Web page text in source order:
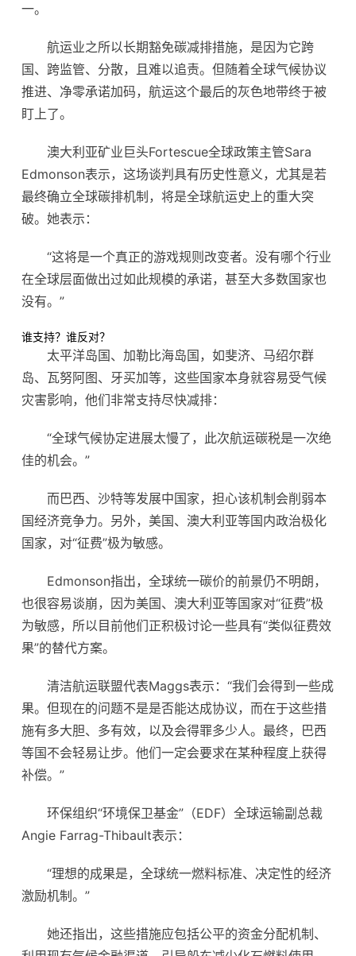
一。
航运业之所以长期豁免碳减排措施，是因为它跨
国、跨监管、分散，且难以追责。但随着全球气候协议
推进、净零承诺加码，航运这个最后的灰色地带终于被
盯上了。
澳大利亚矿业巨头Fortescue全球政策主管Sara
Edmonson表示，这场谈判具有历史性意义，尤其是若
最终确立全球碳排机制，将是全球航运史上的重大突
破。她表示：
“这将是一个真正的游戏规则改变者。没有哪个行业
在全球层面做出过如此规模的承诺，甚至大多数国家也
没有。”
谁支持？谁反对？
太平洋岛国、加勒比海岛国，如斐济、马绍尔群
岛、瓦努阿图、牙买加等，这些国家本身就容易受气候
灾害影响，他们非常支持尽快减排：
“全球气候协定进展太慢了，此次航运碳税是一次绝
佳的机会。”
而巴西、沙特等发展中国家，担心该机制会削弱本
国经济竞争力。另外，美国、澳大利亚等国内政治极化
国家，对“征费”极为敏感。
Edmonson指出，全球统一碳价的前景仍不明朗，
也很容易谈崩，因为美国、澳大利亚等国家对“征费”极
为敏感，所以目前他们正积极讨论一些具有“类似征费效
果”的替代方案。
清洁航运联盟代表Maggs表示：“我们会得到一些成
果。但现在的问题不是是否能达成协议，而在于这些措
施有多大胆、多有效，以及会得罪多少人。最终，巴西
等国不会轻易让步。他们一定会要求在某种程度上获得
补偿。”
环保组织“环境保卫基金”（EDF）全球运输副总裁
Angie Farrag-Thibault表示：
“理想的成果是，全球统一燃料标准、决定性的经济
激励机制。”
她还指出，这些措施应包括公平的资金分配机制、